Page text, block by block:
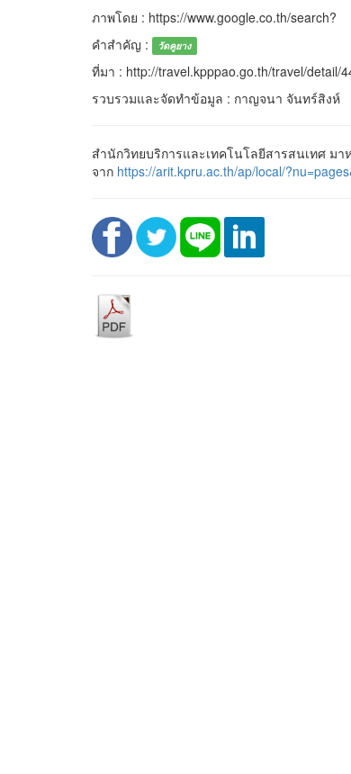
ภาพโดย : https://www.google.co.th/search?
คำสำคัญ :
วัดคูยาง
ที่มา : http://travel.kpppao.go.th/travel/detail/
รวบรวมและจัดทำข้อมูล : กาญจนา จันทร์สิงห์
สำนักวิทยบริการและเทคโนโลยีสารสนเทศ ม
จาก https://arit.kpru.ac.th/ap/local/